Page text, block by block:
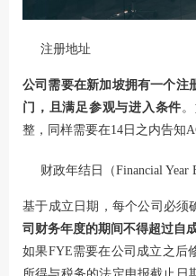
注册地址
公司需要在新加坡拥有一个注
门，且满足参观与进入条件
整，同样需要在14日之内告知
财政年结日（Financial Year
基于成立日期，每个公司必须
司财务年度的期间不得超过自
如果FYE需要在公司成立之后